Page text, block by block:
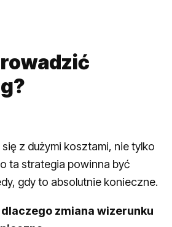
z dużymi kosztami, nie tylko
ta strategia powinna być
gdy to absolutnie konieczne.
zmiana wizerunku